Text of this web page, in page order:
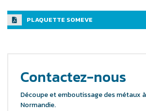
PLAQUETTE SOMEVE
Contactez-nous
Découpe et emboutissage des métaux
Normandie.